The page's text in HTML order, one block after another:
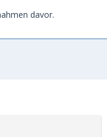
davor.